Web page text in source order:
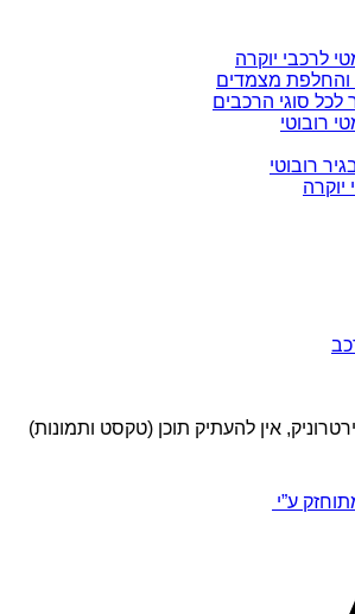
לרכבי יוקרה
לכל סוגי הרכבים
רובוטי
רובוטי
יוקרה
אין להעתיק תוכן (טקסט ותמונות)
ע”י